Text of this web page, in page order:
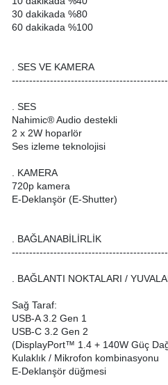
30 dakikada %80
60 dakikada %100
. SES VE KAMERA
. SES
Nahimic® Audio destekli
2 x 2W hoparlör
Ses izleme teknolojisi
. KAMERA
720p kamera
E-Deklanşör (E-Shutter)
. BAĞLANABİLİRLİK
. BAĞLANTI NOKTALARI /
Sağ Taraf:
USB-A 3.2 Gen 1
USB-C 3.2 Gen 2
(DisplayPort™ 1.4 + 140W Güç
Kulaklık / Mikrofon kombinasyonu
E-Deklanşör düğmesi